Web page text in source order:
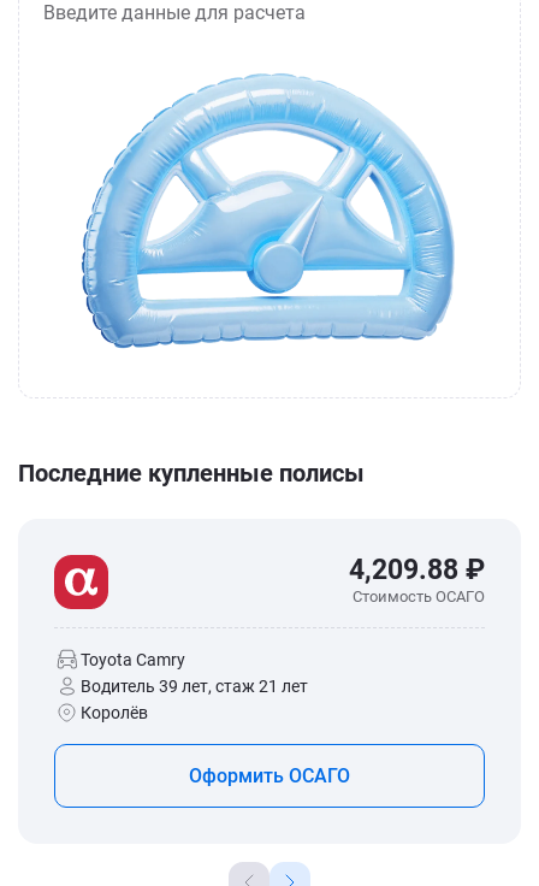
Введите данные для расчета
Последние купленные полисы
4,209.88 ₽
Стоимость ОСАГО
Toyota Camry
Водитель 39 лет, стаж 21 лет
Королёв
Оформить ОСАГО